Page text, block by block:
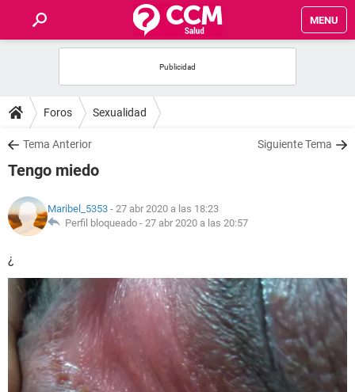
MENU
FOROS
SALUD
FAMILIA
NUTRICIÓN
BIENESTAR
SEXUALIDAD
GLOSARIO
Foros Sexualidad
Tema Anterior Siguiente Tema
Tengo miedo
Maribel_5353 - 27 abr 2020 a las 18:23
Perfil bloqueado - 27 abr 2020 a las 20:57
¿